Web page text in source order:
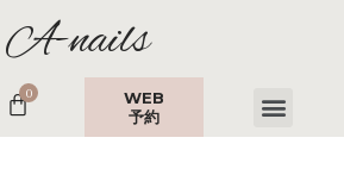
A-nails
WEB
予約